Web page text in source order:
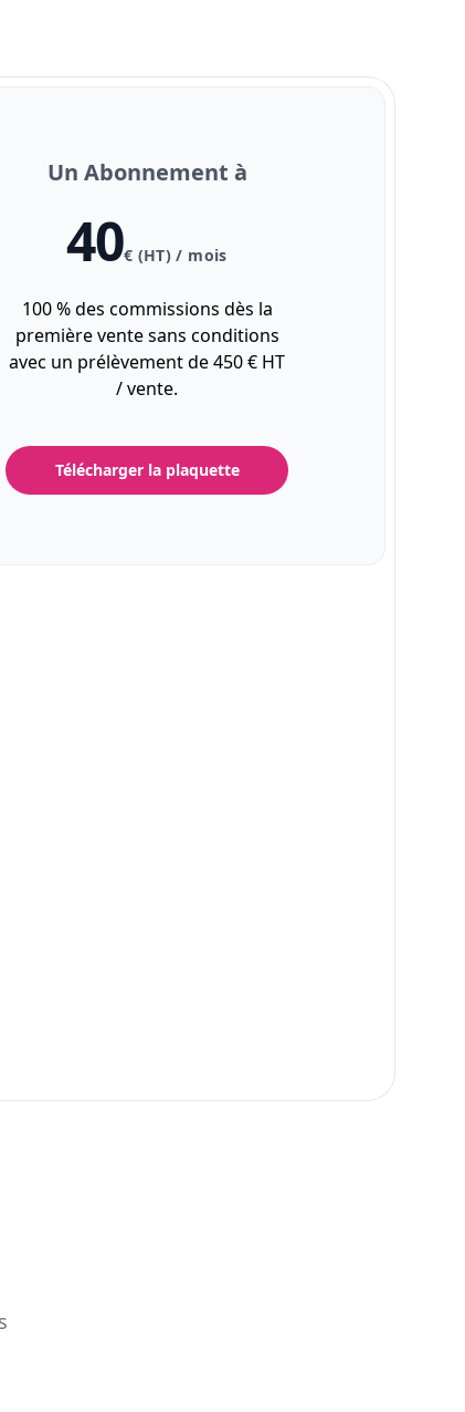
Un Abonnement à
40€ (HT) / mois
100 % des commissions dès la
première vente sans conditions
avec un prélèvement de 450 € HT
/ vente.
Télécharger la plaquette